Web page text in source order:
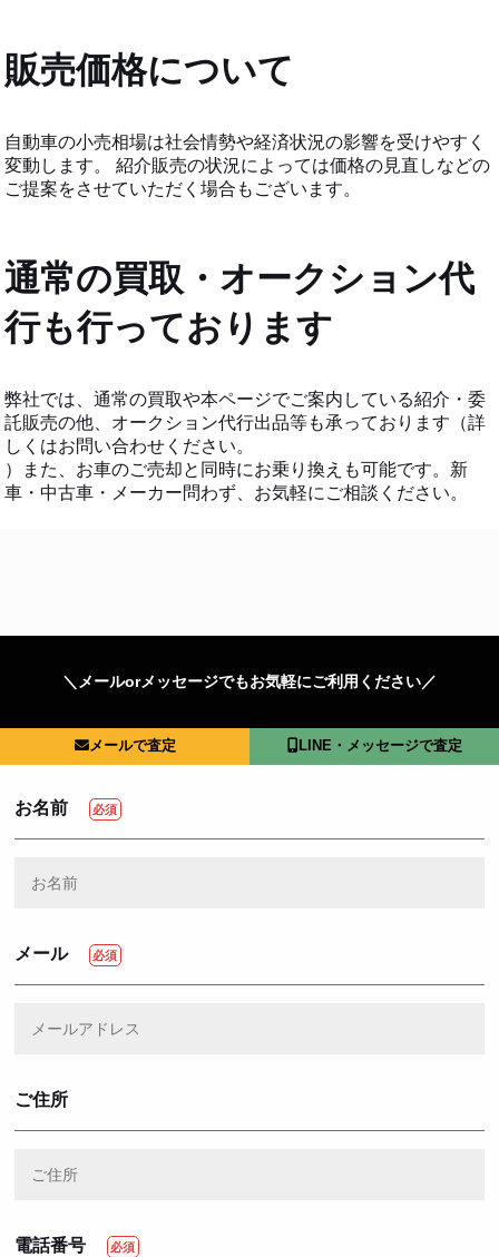
販売価格について
自動車の小売相場は社会情勢や経済状況の影響を受けやすく
変動します。 紹介販売の状況によっては価格の見直しなどの
ご提案をさせていただく場合もございます。
通常の買取・オークション代
行も行っております
弊社では、通常の買取や本ページでご案内している紹介・委
託販売の他、オークション代行出品等も承っております（詳
しくはお問い合わせください。
）また、お車のご売却と同時にお乗り換えも可能です。新
車・中古車・メーカー問わず、お気軽にご相談ください。
＼メールorメッセージでもお気軽にご利用ください／
メールで査定 LINE・メッセージで査定
お名前
メール
ご住所
電話番号